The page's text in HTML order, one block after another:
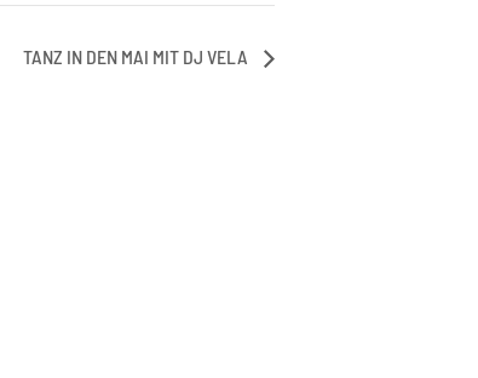
TANZ IN DEN MAI MIT DJ VELA